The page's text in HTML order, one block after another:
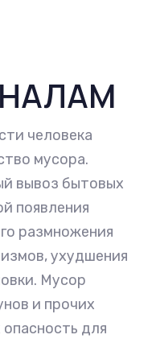
человека
мусора.
вывоз бытовых
появления
размножения
ухудшения
Мусор
и прочих
для